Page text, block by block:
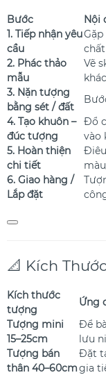
Bước
Nội
1. Tiếp nhận yêu
cầu
2. Phác thảo
mẫu
Vẽ
3. Nặn tượng
bằng sét / đất
4. Tạo khuôn –
đúc tượng
Đổ
vào
5. Hoàn thiện
chi tiết
6. Giao hàng /
Lắp đặt
📐 Kích
Kích thước
tượng
Ứng
Tượng mini
15–25cm
Để
lưu
Tượng bán
thân 40–60cm
Đặt
gia